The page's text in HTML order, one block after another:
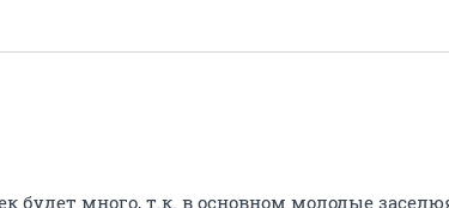
будет много, т.к. в основном молодые